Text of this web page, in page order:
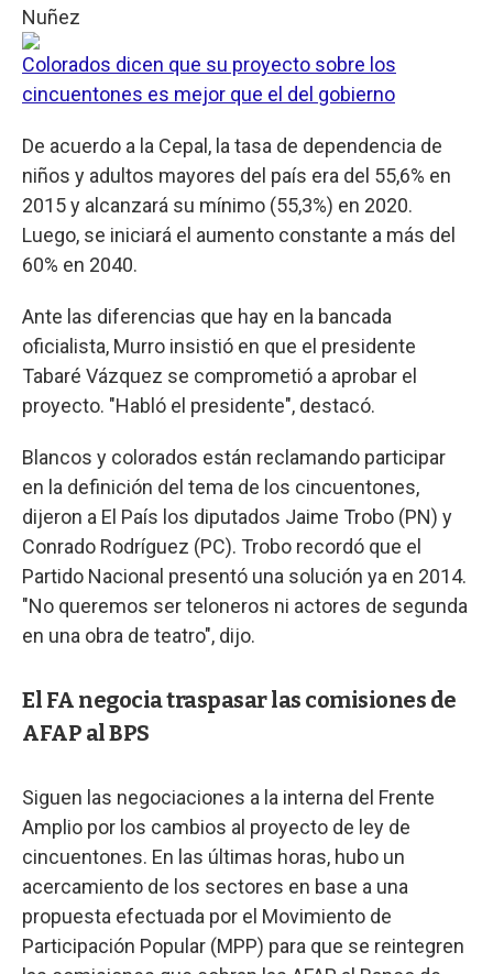
Nuñez
Colorados dicen que su proyecto sobre los
cincuentones es mejor que el del gobierno
De acuerdo a la Cepal, la tasa de dependencia de
niños y adultos mayores del país era del 55,6% en
2015 y alcanzará su mínimo (55,3%) en 2020.
Luego, se iniciará el aumento constante a más del
60% en 2040.
Ante las diferencias que hay en la bancada
oficialista, Murro insistió en que el presidente
Tabaré Vázquez se comprometió a aprobar el
proyecto. "Habló el presidente", destacó.
Blancos y colorados están reclamando participar
en la definición del tema de los cincuentones,
dijeron a El País los diputados Jaime Trobo (PN) y
Conrado Rodríguez (PC). Trobo recordó que el
Partido Nacional presentó una solución ya en 2014.
"No queremos ser teloneros ni actores de segunda
en una obra de teatro", dijo.
El FA negocia traspasar las comisiones de
AFAP al BPS
Siguen las negociaciones a la interna del Frente
Amplio por los cambios al proyecto de ley de
cincuentones. En las últimas horas, hubo un
acercamiento de los sectores en base a una
propuesta efectuada por el Movimiento de
Participación Popular (MPP) para que se reintegren